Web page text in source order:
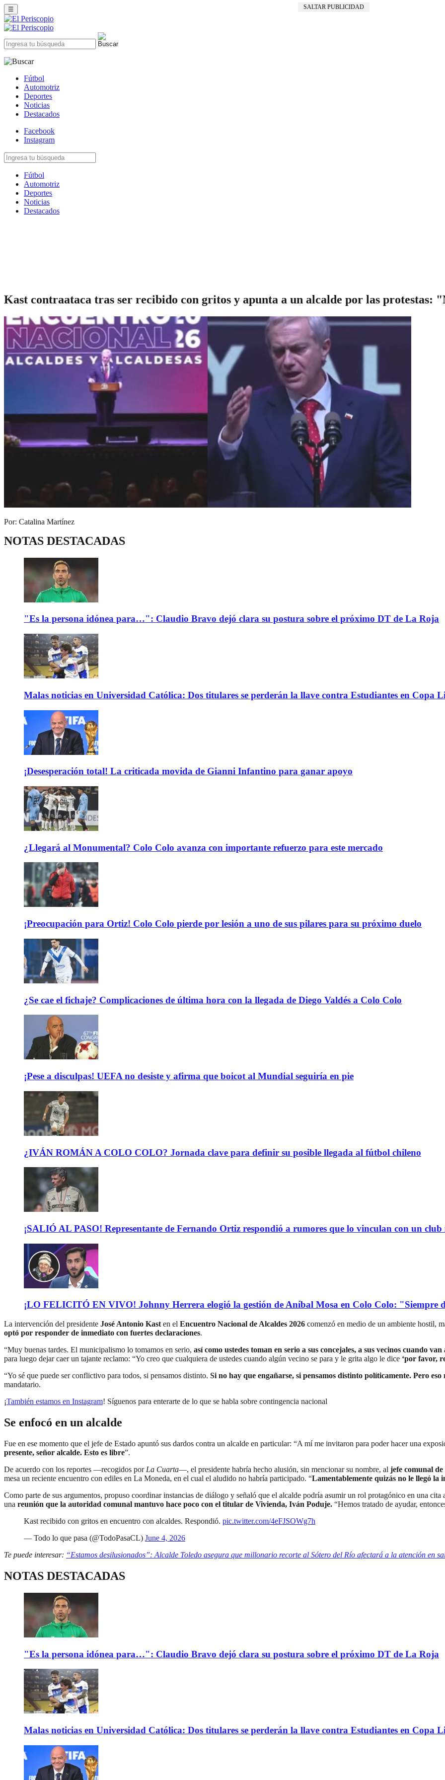
SALTAR PUBLICIDAD
☰
Fútbol
Automotriz
Deportes
Noticias
Destacados
Facebook
Instagram
Fútbol
Automotriz
Deportes
Noticias
Destacados
Kast contraataca tras ser recibido con gritos y apunta a un alcalde por las protestas:
Por: Catalina Martínez
NOTAS DESTACADAS
"Es la persona idónea para…": Claudio Bravo dejó clara su postura sobre el próximo DT de La Roja
Malas noticias en Universidad Católica: Dos titulares se perderán la llave contra Estudiantes en Copa
¡Desesperación total! La criticada movida de Gianni Infantino para ganar apoyo
¿Llegará al Monumental? Colo Colo avanza con importante refuerzo para este mercado
¡Preocupación para Ortiz! Colo Colo pierde por lesión a uno de sus pilares para su próximo duelo
¿Se cae el fichaje? Complicaciones de última hora con la llegada de Diego Valdés a Colo Colo
¡Pese a disculpas! UEFA no desiste y afirma que boicot al Mundial seguiría en pie
¿IVÁN ROMÁN A COLO COLO? Jornada clave para definir su posible llegada al fútbol chileno
¡SALIÓ AL PASO! Representante de Fernando Ortiz respondió a rumores que lo vinculan con un club
¡LO FELICITÓ EN VIVO! Johnny Herrera elogió la gestión de Aníbal Mosa en Colo Colo: "Siempre
La intervención del presidente José Antonio Kast en el Encuentro Nacional de Alcaldes 2026 comenzó en medio de un ambiente hostil,
optó por responder de inmediato con fuertes declaraciones.
“Muy buenas tardes. El municipalismo lo tomamos en serio, así como ustedes toman en serio a sus concejales, a sus vecinos cuando
para luego dejar caer un tajante reclamo: “Yo creo que cualquiera de ustedes cuando algún vecino se para y le grita algo le dice ‘por favor,
“Yo sé que puede ser conflictivo para todos, si pensamos distinto. Si no hay que engañarse, si pensamos distinto políticamente. Pero
mandatario.
¡También estamos en Instagram! Síguenos para enterarte de lo que se habla sobre contingencia nacional
Se enfocó en un alcalde
Fue en ese momento que el jefe de Estado apuntó sus dardos contra un alcalde en particular: “A mí me invitaron para poder hacer una
presente, señor alcalde. Esto es libre”.
De acuerdo con los reportes —recogidos por La Cuarta—, el presidente habría hecho alusión, sin mencionar su nombre, al jefe comunal
mesa un reciente encuentro con ediles en La Moneda, en el cual el aludido no habría participado. “Lamentablemente quizás no le llegó la
Como parte de sus argumentos, propuso coordinar instancias de diálogo y señaló que el alcalde podría asumir un rol protagónico en una
una reunión que la autoridad comunal mantuvo hace poco con el titular de Vivienda, Iván Poduje. “Hemos tratado de ayudar,
Kast recibido con gritos en encuentro con alcaldes. Respondió. pic.twitter.com/4eFJSOWg7h
— Todo lo que pasa (@TodoPasaCL) June 4, 2026
Te puede interesar: “Estamos desilusionados”: Alcalde Toledo asegura que millonario recorte al Sótero del Río afectará a la atención en
NOTAS DESTACADAS
"Es la persona idónea para…": Claudio Bravo dejó clara su postura sobre el próximo DT de La Roja
Malas noticias en Universidad Católica: Dos titulares se perderán la llave contra Estudiantes en Copa